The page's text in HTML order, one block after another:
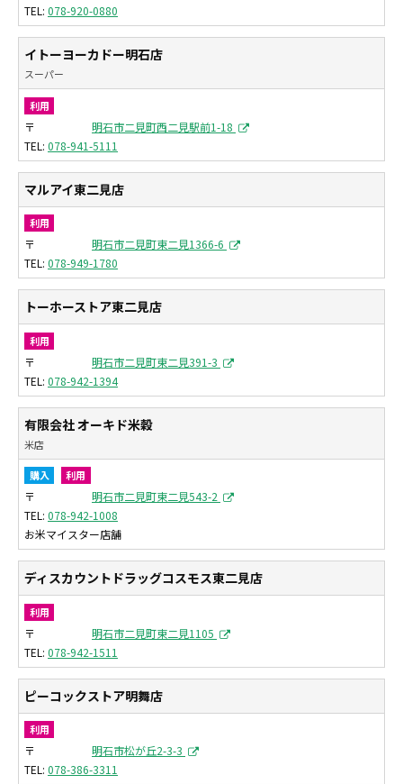
078-920-0880
イトーヨーカドー明石店
スーパー
利用
〒
明石市二見町西二見駅前1-18
078-941-5111
マルアイ東二見店
利用
〒
明石市二見町東二見1366-6
078-949-1780
トーホーストア東二見店
利用
〒
明石市二見町東二見391-3
078-942-1394
有限会社 オーキド米穀
米店
購入 利用
〒
明石市二見町東二見543-2
078-942-1008
お米マイスター店舗
ディスカウントドラッグコスモス東二見店
利用
〒
明石市二見町東二見1105
078-942-1511
ピーコックストア明舞店
利用
〒
明石市松が丘2-3-3
078-386-3311